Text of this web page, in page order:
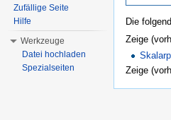
Die
Zeige
Zeige
Zufällige Seite
Hilfe
Werkzeuge
Datei hochladen
Spezialseiten